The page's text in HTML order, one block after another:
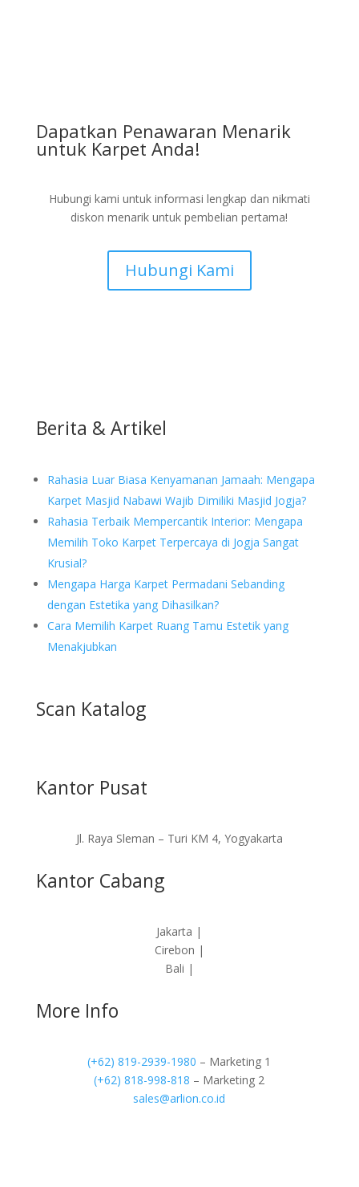
Dapatkan Penawaran Menarik
untuk Karpet Anda!
Hubungi kami untuk informasi lengkap dan nikmati
diskon menarik untuk pembelian pertama!
Hubungi Kami
Berita & Artikel
Rahasia Luar Biasa Kenyamanan Jamaah: Mengapa
Karpet Masjid Nabawi Wajib Dimiliki Masjid Jogja?
Rahasia Terbaik Mempercantik Interior: Mengapa
Memilih Toko Karpet Terpercaya di Jogja Sangat
Krusial?
Mengapa Harga Karpet Permadani Sebanding
dengan Estetika yang Dihasilkan?
Cara Memilih Karpet Ruang Tamu Estetik yang
Menakjubkan
Scan Katalog
Kantor Pusat
Jl. Raya Sleman – Turi KM 4, Yogyakarta
Kantor Cabang
Jakarta |
Cirebon |
Bali |
More Info
(+62) 819-2939-1980 – Marketing 1
(+62) 818-998-818 – Marketing 2
sales@arlion.co.id